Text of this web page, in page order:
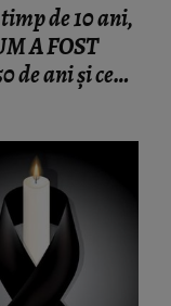
de 10 ani,
A FOST
de ani și ce